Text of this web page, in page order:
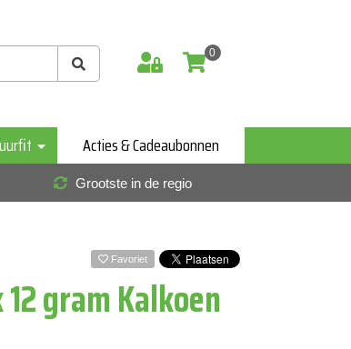
0
Acties & Cadeaubonnen
Grootste in de regio
Favoriet
gram Kalkoen